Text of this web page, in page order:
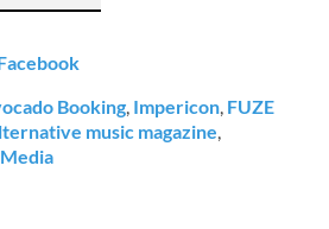
Booking, Impericon, FUZE
music magazine,